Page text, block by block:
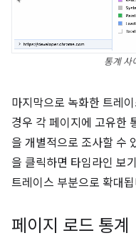
통계 사
마지막으로 녹화한 트레
경우 각 페이지에 고유한
을 개별적으로 조사할 수
을 클릭하면 타임라인 보
트레이스 부분으로 확대
페이지 로드 통계